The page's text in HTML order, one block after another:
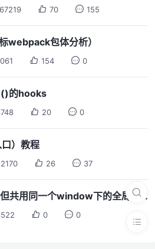
70 155
webpack包体分析）
154 0
的hooks
20 0
）教程
26 37
vite插件：处理不同平台但共用同一个window下的全局变量sdk方案
0 0